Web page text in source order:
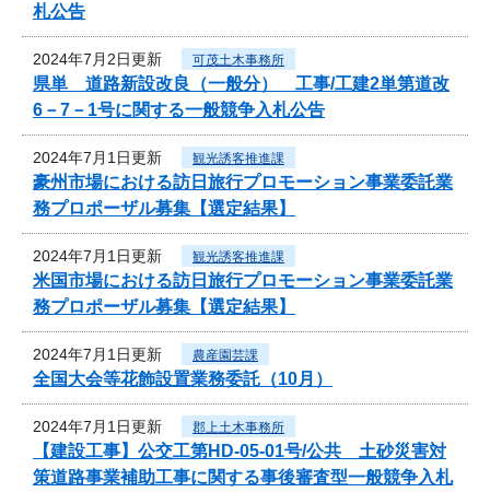
札公告
2024年7月2日更新 可茂土木事務所
県単 道路新設改良（一般分） 工事/工建2単第道改
6－7－1号に関する一般競争入札公告
2024年7月1日更新 観光誘客推進課
豪州市場における訪日旅行プロモーション事業委託業
務プロポーザル募集【選定結果】
2024年7月1日更新 観光誘客推進課
米国市場における訪日旅行プロモーション事業委託業
務プロポーザル募集【選定結果】
2024年7月1日更新 農産園芸課
全国大会等花飾設置業務委託（10月）
2024年7月1日更新 郡上土木事務所
【建設工事】公交工第HD-05-01号/公共 土砂災害対
策道路事業補助工事に関する事後審査型一般競争入札